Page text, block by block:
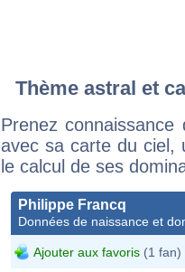
Thème astral et
Prenez
avec sa carte du ciel,
le calcul de ses
Philippe Francq
Données de naissance et
Ajouter aux favoris (1 fan)